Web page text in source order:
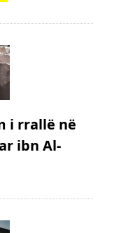
i rrallë në
ibn Al-